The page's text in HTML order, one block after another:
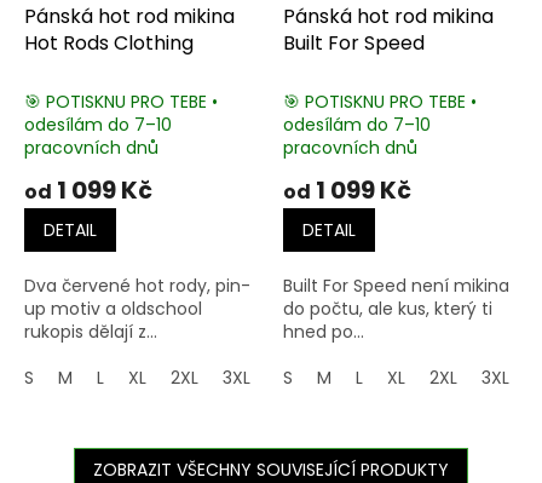
Pánská hot rod mikina
Hot Rods Clothing
🎯 POTISKNU PRO TEBE •
odesílám do 7–10
pracovních dnů
od 1 099 Kč
DETAIL
Dva červené hot rody, pin-
up motiv a oldschool
rukopis dělají z...
S
M L XL 2XL 3XL 4XL 5XL
Pánská hot rod mikina
Built For Speed
🎯 POTISKNU PRO TEBE •
odesílám do 7–10
pracovních dnů
od 1 099 Kč
DETAIL
Built For Speed není mikina
do počtu, ale kus, který ti
hned po...
S
M L XL 2XL 3XL
ZOBRAZIT VŠECHNY SOUVISEJÍCÍ PRODUKTY